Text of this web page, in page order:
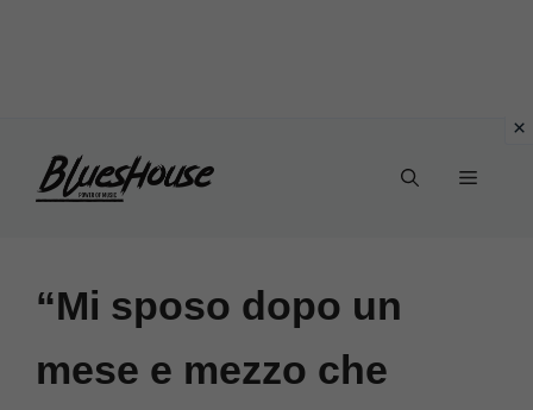
Menu
“Mi sposo dopo un
mese e mezzo che